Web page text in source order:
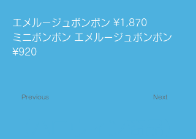
エメルージュボンボン ¥1,870
ミニボンボン エメルージュボンボン
¥920
Previous Next